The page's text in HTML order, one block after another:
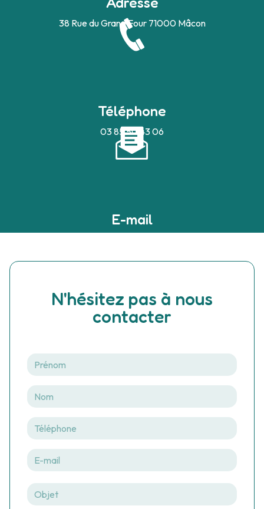
38 Rue du Grand Four 71000 Mâcon
Téléphone
03 85 50 43 06
E-mail
N'hésitez pas à nous
contacter